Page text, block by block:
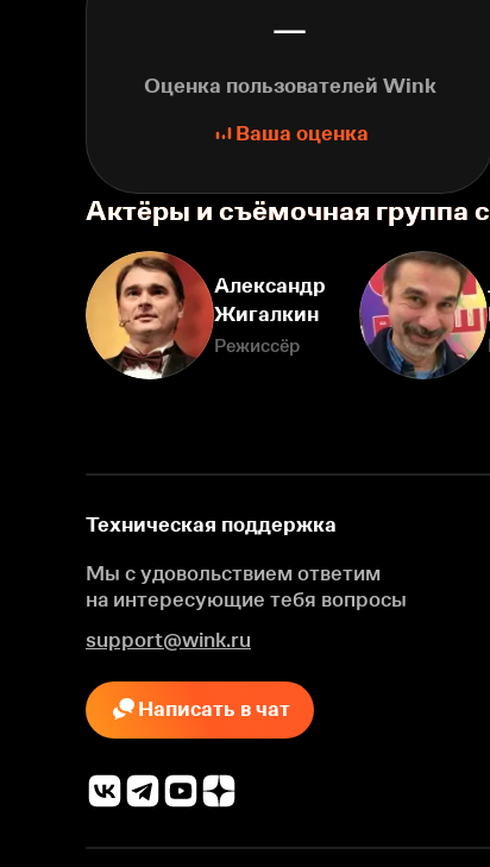
—
Оценка пользователей Wink
Ваша оценка
Актёры и съёмочная группа
Александр
Жигалкин
Режиссёр
Техническая поддержка
Мы с удовольствием ответим
на интересующие тебя вопросы
support@wink.ru
Написать в чат